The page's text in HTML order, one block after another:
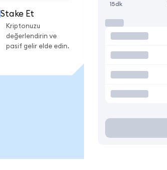
Stake Et
Kriptonuzu
değerlendirin ve
pasif gelir elde edin.
15dk